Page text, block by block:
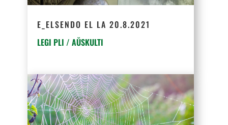
E_ELSENDO EL LA 20.8.2021
LEGI PLI / AŬSKULTI